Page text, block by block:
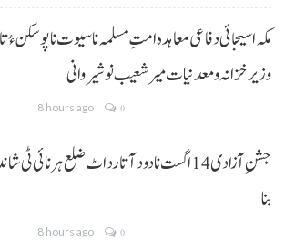
مکہ اسیجائی دفاعی معاہدہ امتِ مسلمہ نا سیوت نا پوسکن
وزیر خزانہ و معدنیات میر شعیب نوشیروانی
8 hours ago 0
جشنِ آزادی 14 اگست نا دود آتا رد اٹ ضلع ہرنائی
بنا
8 hours ago 0